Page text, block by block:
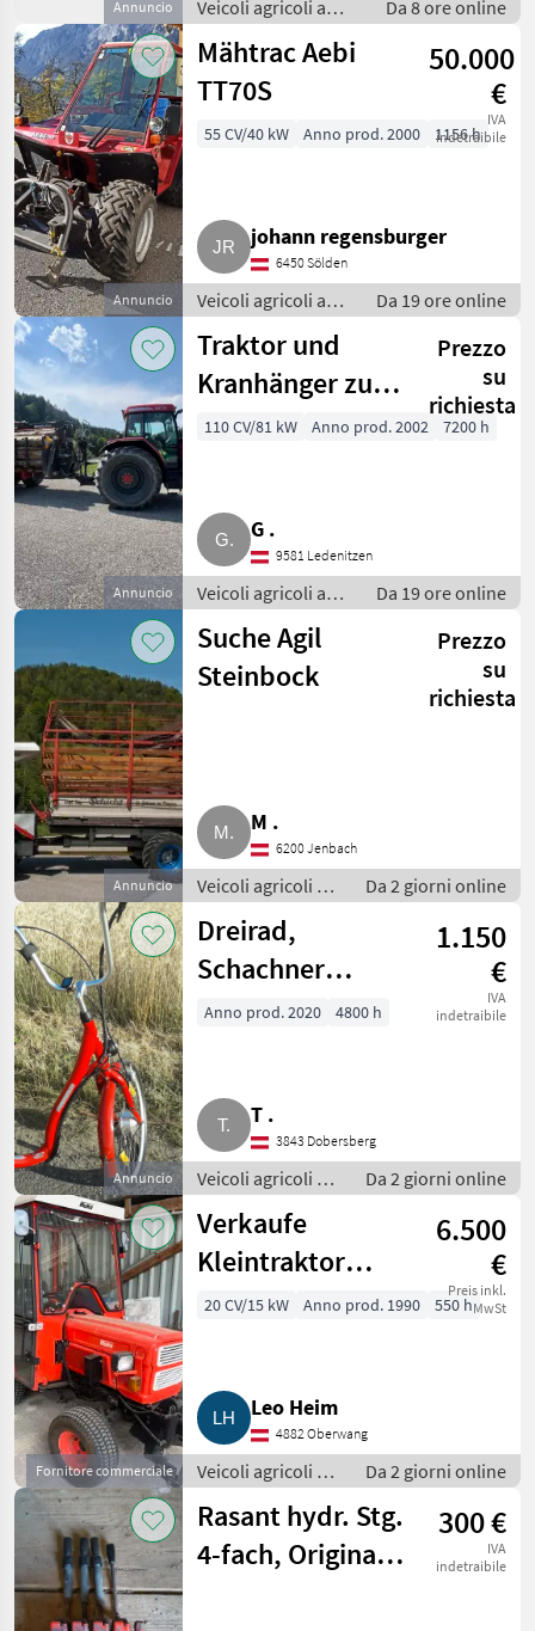
Annuncio
Veicoli agricoli a
motore / Carri a
motore
Da 8 ore online
Annuncio
Mähtrac Aebi
TT70S
50.000
€
IVA
indetraibile
55 CV/40 kW Anno prod. 2000 1156 h
johann regensburger
6450 Sölden
Veicoli agricoli a
motore / Carri a
motore
Da 19 ore online
Annuncio
Traktor und
Kranhänger zu
verkaufen,
Prezzo
su
richiesta
110 CV/81 kW Anno prod. 2002 7200 h
G .
9581 Ledenitzen
Veicoli agricoli a
motore / Carri a
motore
Da 19 ore online
Annuncio
Suche Agil
Steinbock
Prezzo
su
richiesta
M .
6200 Jenbach
Veicoli agricoli a
motore / Carri a
motore
Da 2 giorni online
Annuncio
Dreirad,
Schachner
Elektro-
1.150
€
IVA
indetraibile
Anno prod. 2020 4800 h
T .
3843 Dobersberg
Veicoli agricoli a
motore / Carri a
motore
Da 2 giorni online
Fornitore commerciale
Verkaufe
Kleintraktor
Hako
6.500
€
Preis inkl.
MwSt
20 CV/15 kW Anno prod. 1990 550 h
Leo Heim
4882 Oberwang
Veicoli agricoli a
motore / Carri a
motore
Da 2 giorni online
Rasant hydr. Stg.
4-fach, Original
300 €
IVA
indetraibile